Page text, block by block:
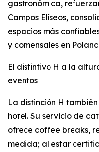
gastronómica,
Campos Elíseos,
espacios más
y comensales en
El distintivo H a la
eventos
La distinción H
hotel. Su servicio de
ofrece coffee breaks,
medida; al estar